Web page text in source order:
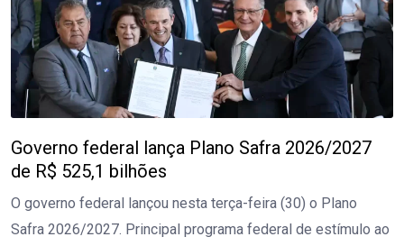
Governo federal lança Plano Safra 2026/2027
de R$ 525,1 bilhões
O governo federal lançou nesta terça-feira (30) o Plano
Safra 2026/2027. Principal programa federal de estímulo ao